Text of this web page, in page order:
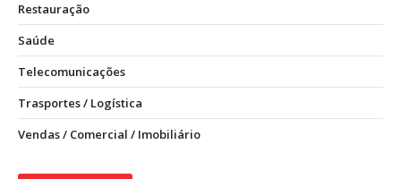
Restauração
Saúde
Telecomunicações
Trasportes / Logística
Vendas / Comercial / Imobiliário